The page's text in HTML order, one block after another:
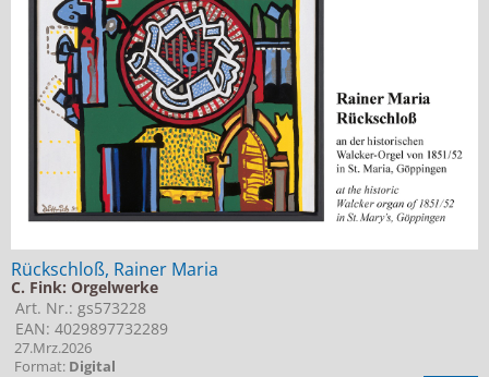
Rückschloß, Rainer Maria
C. Fink: Orgelwerke
Art. Nr.: gs573228
EAN: 4029897732289
27.Mrz.2026
Format: Digital